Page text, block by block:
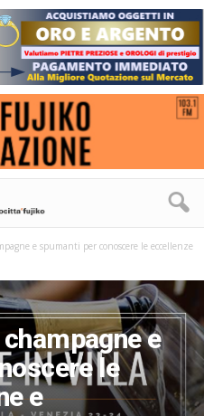
e spumanti per conoscere le eccellenze
e
le
e